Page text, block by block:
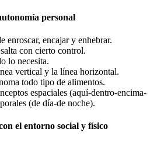
personal
enroscar, encajar y enhebrar.
con cierto control.
lo necesita.
vertical y la línea horizontal.
todo tipo de alimentos.
espaciales (aquí-dentro-encima-
(de día-de noche).
el entorno social y físico